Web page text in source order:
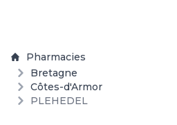
Pharmacies
Bretagne
Côtes-d'Armor
PLEHEDEL